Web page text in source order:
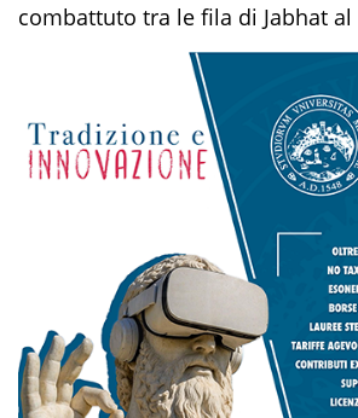
combattuto tra le fila di Jabhat al